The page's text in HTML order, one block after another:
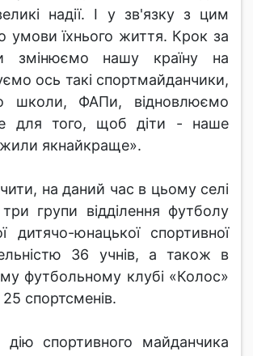
надії. І у зв'язку з цим
умови їхнього життя. Крок за
змінюємо нашу країну на
ось такі спортмайданчики,
школи, ФАПи, відновлюємо
для того, щоб діти - наше
якнайкраще».
на даний час в цьому селі
групи відділення футболу
дитячо-юнацької спортивної
36 учнів, а також в
футбольному клубі «Колос»
спортсменів.
дію спортивного майданчика